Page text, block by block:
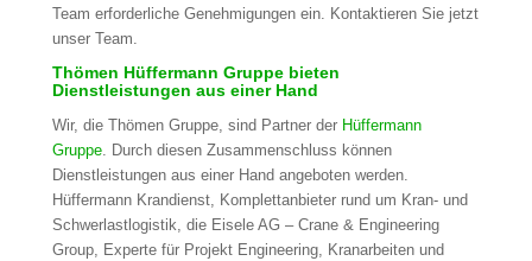
Team erforderliche Genehmigungen ein. Kontaktieren Sie jetzt
unser Team.
Thömen Hüffermann Gruppe bieten
Dienstleistungen aus einer Hand
Wir, die Thömen Gruppe, sind Partner der Hüffermann
Gruppe. Durch diesen Zusammenschluss können
Dienstleistungen aus einer Hand angeboten werden.
Hüffermann Krandienst, Komplettanbieter rund um Kran- und
Schwerlastlogistik, die Eisele AG – Crane & Engineering
Group, Experte für Projekt Engineering, Kranarbeiten und